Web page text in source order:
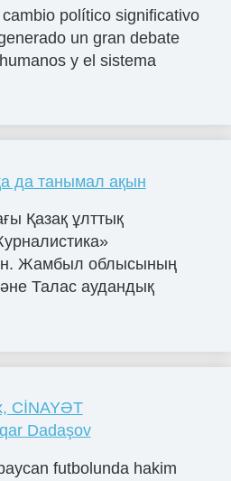
político significativo
un gran debate
y el sistema
да танымал ақын
Қазақ ұлттық
Жамбыл облысының
Талас аудандық
CİNAYƏT
Dadaşov
futbolunda hakim